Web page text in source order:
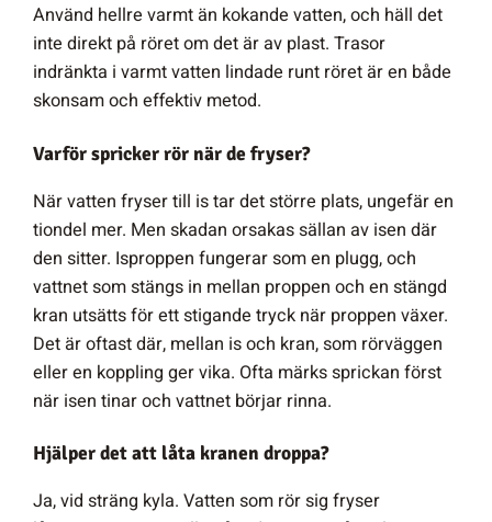
Använd hellre varmt än kokande vatten, och häll det
inte direkt på röret om det är av plast. Trasor
indränkta i varmt vatten lindade runt röret är en både
skonsam och effektiv metod.
Varför spricker rör när de fryser?
När vatten fryser till is tar det större plats, ungefär en
tiondel mer. Men skadan orsakas sällan av isen där
den sitter. Isproppen fungerar som en plugg, och
vattnet som stängs in mellan proppen och en stängd
kran utsätts för ett stigande tryck när proppen växer.
Det är oftast där, mellan is och kran, som rörväggen
eller en koppling ger vika. Ofta märks sprickan först
när isen tinar och vattnet börjar rinna.
Hjälper det att låta kranen droppa?
Ja, vid sträng kyla. Vatten som rör sig fryser